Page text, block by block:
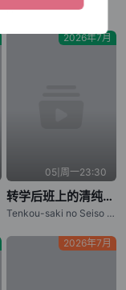
,,,
2026年7月
05|周一23:30
转学后班上的清纯可爱美少女，竟是小时候玩在一起的哥们儿
Tenkou-saki no Seiso Karen na Bishoujo ga, Mukashi Danshi to Omotte Issho ni Asonda Osananajimi Datta Ken,Oh Boy, Was I Wrong About Her
2026年7月